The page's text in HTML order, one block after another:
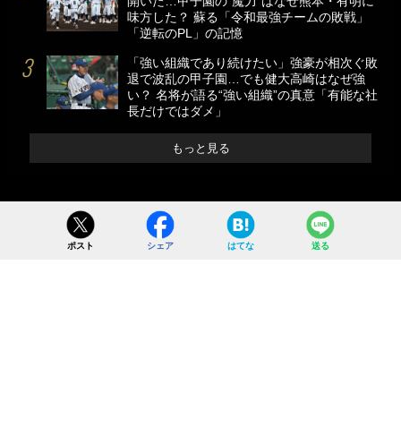
味方した？ 蘇る「令和最強チームの敗戦」
「逆転のPL」の記憶
「強い組織であり続けたい」強豪が相次ぐ敗
退で波乱の甲子園…でも健大高崎はなぜ強
い？ 名将が語る“強い組織”の真意「有能な社
長だけではダメ」
もっと見る
ポスト シェア はてな 送る